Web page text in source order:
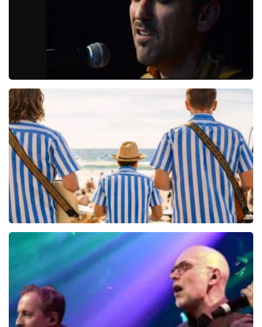
BEKIJKEN
Beach Boys Best
206+ reviews
BEKIJKEN